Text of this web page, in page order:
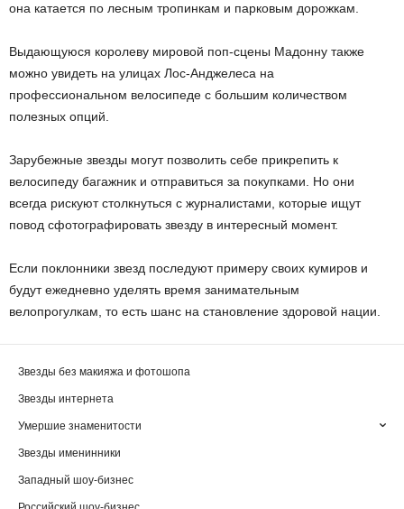
она катается по лесным тропинкам и парковым дорожкам.
Выдающуюся королеву мировой поп-сцены Мадонну также
можно увидеть на улицах Лос-Анджелеса на
профессиональном велосипеде с большим количеством
полезных опций.
Зарубежные звезды могут позволить себе прикрепить к
велосипеду багажник и отправиться за покупками. Но они
всегда рискуют столкнуться с журналистами, которые ищут
повод сфотографировать звезду в интересный момент.
Если поклонники звезд последуют примеру своих кумиров и
будут ежедневно уделять время занимательным
велопрогулкам, то есть шанс на становление здоровой нации.
Звезды без макияжа и фотошопа
Звезды интернета
Умершие знаменитости
Звезды именинники
Западный шоу-бизнес